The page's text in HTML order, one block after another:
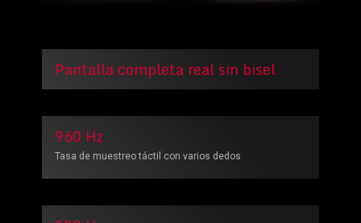
Pantalla completa real sin bisel
960 Hz
Tasa de muestreo táctil con varios dedos